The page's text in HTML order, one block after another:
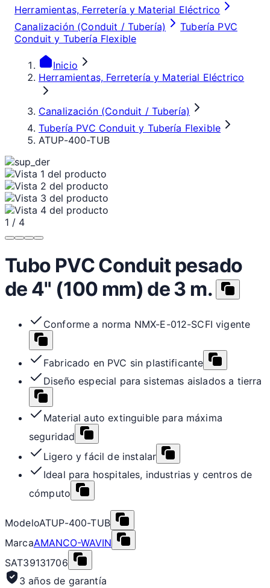
Herramientas, Ferretería y Material Eléctrico
Canalización (Conduit / Tubería)
Tubería PVC
Conduit y Tubería Flexible
Inicio
Herramientas, Ferretería y Material Eléctrico
Canalización (Conduit / Tubería)
Tubería PVC Conduit y Tubería Flexible
ATUP-400-TUB
1 / 4
Tubo PVC Conduit pesado
de 4" (100 mm) de 3 m.
Conforme a norma NMX-E-012-SCFI vigente
Fabricado en PVC sin plastificante
Diseño especial para sistemas aislados a tierra
Material auto extinguible para máxima
seguridad
Ligero y fácil de instalar
Ideal para hospitales, industrias y centros de
cómputo
ModeloATUP-400-TUB
MarcaAMANCO-WAVIN
SAT39131706
3 años de garantía